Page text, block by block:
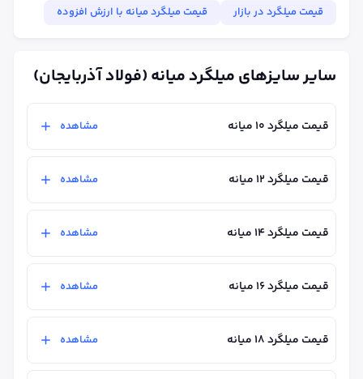
قیمت میلگرد در بازار قیمت میلگرد میانه با ارزش افزوده
سایر سایزهای میلگرد میانه (فولاد آذربایجان)
قیمت میلگرد ۱۰ میانه مشاهده
قیمت میلگرد ۱۲ میانه مشاهده
قیمت میلگرد ۱۴ میانه مشاهده
قیمت میلگرد ۱۶ میانه مشاهده
قیمت میلگرد ۱۸ میانه مشاهده